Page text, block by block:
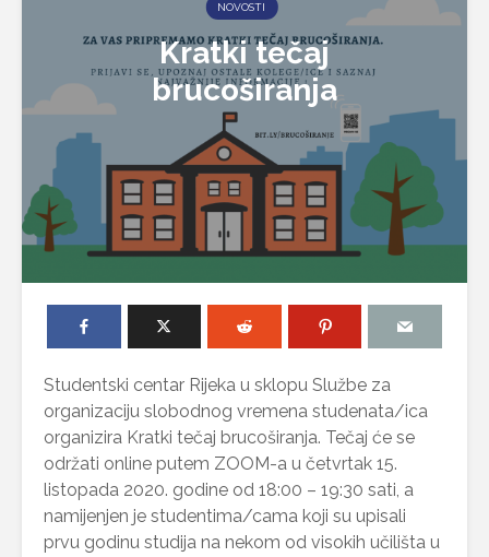
NOVOSTI
Kratki tečaj
brucoširanja
Studentski centar Rijeka u sklopu Službe za
organizaciju slobodnog vremena studenata/ica
organizira Kratki tečaj brucoširanja. Tečaj će se
održati online putem ZOOM-a u četvrtak 15.
listopada 2020. godine od 18:00 – 19:30 sati, a
namijenjen je studentima/cama koji su upisali
prvu godinu studija na nekom od visokih učilišta u